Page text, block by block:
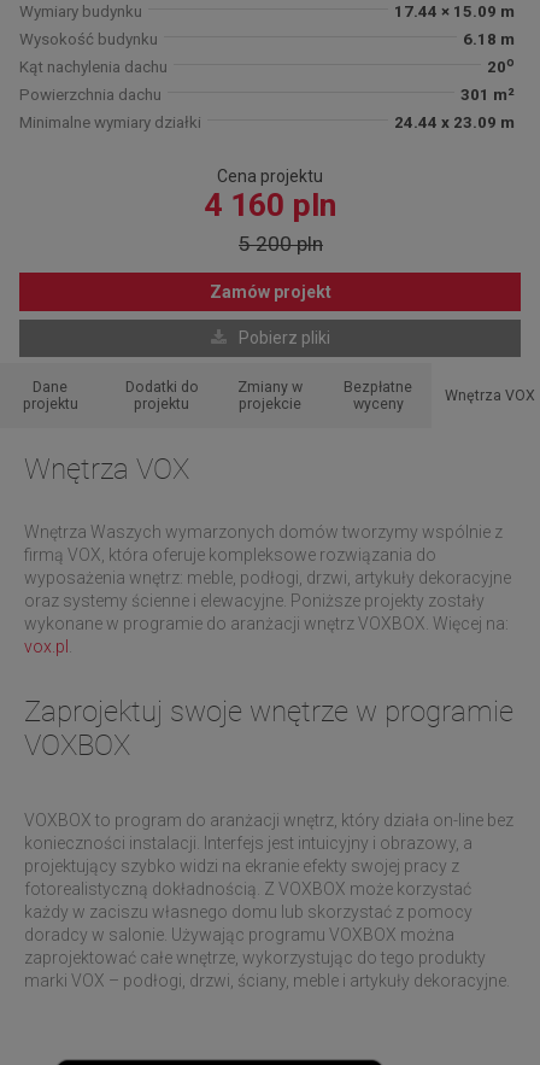
Wymiary budynku
17.44 × 15.09 m
Wysokość budynku
6.18 m
Kąt nachylenia dachu
20o
Powierzchnia dachu
301 m²
Minimalne wymiary działki
24.44 x 23.09 m
Cena projektu
4 160 pln
5 200 pln
Zamów projekt
Pobierz pliki
Dane
projektu
Dodatki do
projektu
Zmiany w
projekcie
Bezpłatne
wyceny
Wnętrza VOX
Wnętrza VOX
Wnętrza Waszych wymarzonych domów tworzymy wspólnie z
firmą VOX, która oferuje kompleksowe rozwiązania do
wyposażenia wnętrz: meble, podłogi, drzwi, artykuły dekoracyjne
oraz systemy ścienne i elewacyjne. Poniższe projekty zostały
wykonane w programie do aranżacji wnętrz VOXBOX. Więcej na:
vox.pl
Zaprojektuj swoje wnętrze w programie
VOXBOX
VOXBOX to program do aranżacji wnętrz, który działa on-line bez
konieczności instalacji. Interfejs jest intuicyjny i obrazowy, a
projektujący szybko widzi na ekranie efekty swojej pracy z
fotorealistyczną dokładnością. Z VOXBOX może korzystać
każdy w zaciszu własnego domu lub skorzystać z pomocy
doradcy w salonie. Używając programu VOXBOX można
zaprojektować całe wnętrze, wykorzystując do tego produkty
marki VOX – podłogi, drzwi, ściany, meble i artykuły dekoracyjne.